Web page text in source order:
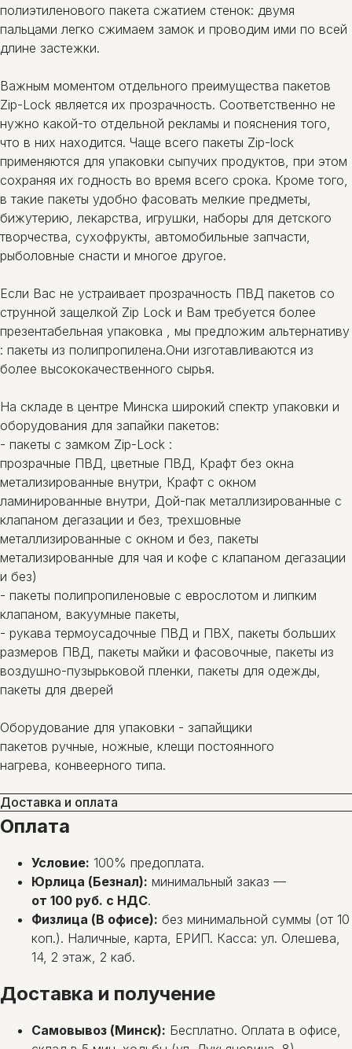
полиэтиленового пакета сжатием стенок: двумя
пальцами легко сжимаем замок и проводим ими по всей
длине застежки.
Важным моментом отдельного преимущества пакетов
Zip-Lock является их прозрачность. Соответственно не
нужно какой-то отдельной рекламы и пояснения того,
что в них находится. Чаще всего пакеты Zip-lock
применяются для упаковки сыпучих продуктов, при этом
сохраняя их годность во время всего срока. Кроме того,
в такие пакеты удобно фасовать мелкие предметы,
бижутерию, лекарства, игрушки, наборы для детского
творчества, сухофрукты, автомобильные запчасти,
рыболовные снасти и многое другое.
Если Вас не устраивает прозрачность ПВД пакетов со
струнной защелкой Zip Lock и Вам требуется более
презентабельная упаковка , мы предложим альтернативу
: пакеты из полипропилена.Они изготавливаются из
более высококачественного сырья.
На складе в центре Минска широкий спектр упаковки и
оборудования для запайки пакетов:
- пакеты c замком Zip-Lock :
прозрачные ПВД, цветные ПВД, Крафт без окна
метализированные внутри, Крафт с окном
ламинированные внутри, Дой-пак металлизированные с
клапаном дегазации и без, трехшовные
металлизированные с окном и без, пакеты
метализированные для чая и кофе с клапаном дегазации
и без)
- пакеты полипропиленовые с еврослотом и липким
клапаном, вакуумные пакеты,
- рукава термоусадочные ПВД и ПВХ, пакеты больших
размеров ПВД, пакеты майки и фасовочные, пакеты из
воздушно-пузырьковой пленки, пакеты для одежды,
пакеты для дверей
Оборудование для упаковки - запайщики
пакетов ручные, ножные, клещи постоянного
нагрева, конвеерного типа.
Доставка и оплата
Оплата
Условие: 100% предоплата.
Юрлица (Безнал): минимальный заказ —
от 100 руб. с НДС.
Физлица (В офисе): без минимальной суммы (от 10
коп.). Наличные, карта, ЕРИП. Касса: ул. Олешева,
14, 2 этаж, 2 каб.
Доставка и получение
Самовывоз (Минск): Бесплатно. Оплата в офисе,